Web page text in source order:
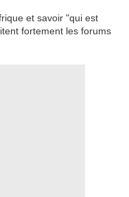
et savoir "qui est
fortement les forums